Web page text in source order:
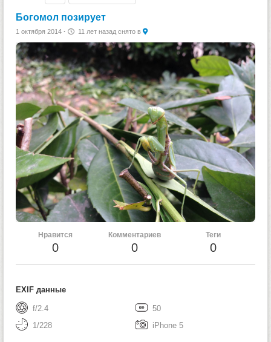
Богомол позирует
1 октября 2014 · 11 лет назад снято в
Нравится
0
Комментариев
0
Теги
0
EXIF данные
f/2.4
50
1/228
iPhone 5